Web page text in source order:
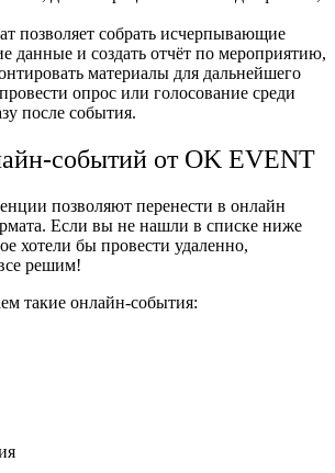
позволяет собрать исчерпывающие
данные и создать отчёт по мероприятию,
материалы для дальнейшего
опрос или голосование среди
после события.
событий от OK EVENT
позволяют перенести в онлайн
Если вы не нашли в списке ниже
хотели бы провести удаленно,
решим!
такие онлайн-события: